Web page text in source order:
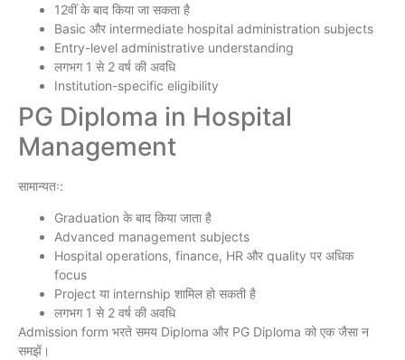
12वीं के बाद किया जा सकता है
Basic और intermediate hospital administration subjects
Entry-level administrative understanding
लगभग 1 से 2 वर्ष की अवधि
Institution-specific eligibility
PG Diploma in Hospital
Management
सामान्यतः:
Graduation के बाद किया जाता है
Advanced management subjects
Hospital operations, finance, HR और quality पर अधिक
focus
Project या internship शामिल हो सकती है
लगभग 1 से 2 वर्ष की अवधि
Admission form भरते समय Diploma और PG Diploma को एक जैसा न
समझें।